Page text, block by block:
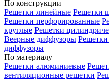
По конструкции
Решетки линейные Решетки
Решетки перфорированные
круглые Решетки
Веерные диффузоры
диффузоры
По материалу
Решетки алюминиевые
вентиляционные решетки